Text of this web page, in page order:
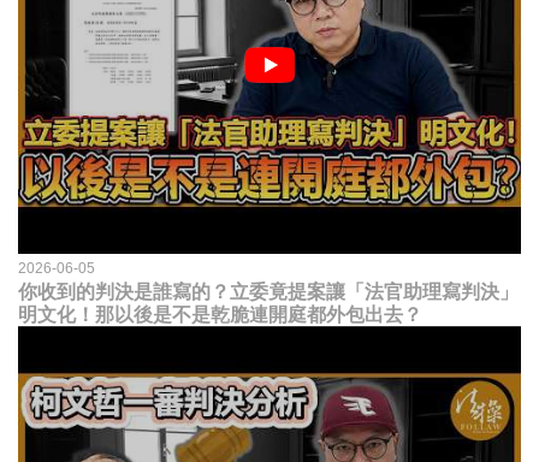
2026-06-05
你收到的判決是誰寫的？立委竟提案讓「法官助理寫判決」
明文化！那以後是不是乾脆連開庭都外包出去？